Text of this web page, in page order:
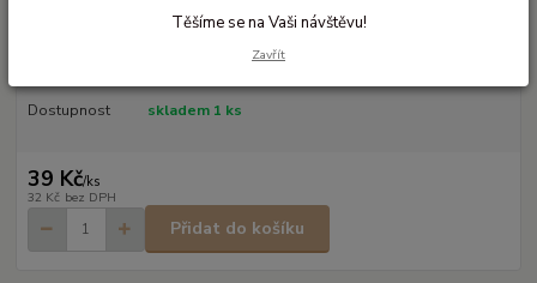
odměrka na prací gel vkládá se s pracím gelem přímo do bubnu pračky
celý popis
Dostupnost skladem 1 ks
39 Kč/ks
32 Kč bez DPH
Přidat do košíku
Těšíme se na Vaši návštěvu!
Zavřít